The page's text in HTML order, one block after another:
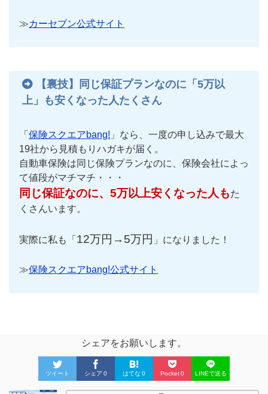
≫カーセブン公式サイト
【裏技】同じ保証プランなのに「5万以
上」も安くなった人たくさん
「 保険スクエアbang! 」なら、一度の申し込みで最大
19社から見積もりハガキが届く。
自動車保険は同じ保険プランなのに、保険会社によっ
て値段がマチマチ・・・
同じ保証なのに、5万以上安くなった人もた
くさんいます。
実際に私も「 12万円→5万円 」になりました！
≫保険スクエアbang!公式サイト
シェアをお願いします。
ツイート シェア 0 はてな 0 Pocket0 LINEで送る